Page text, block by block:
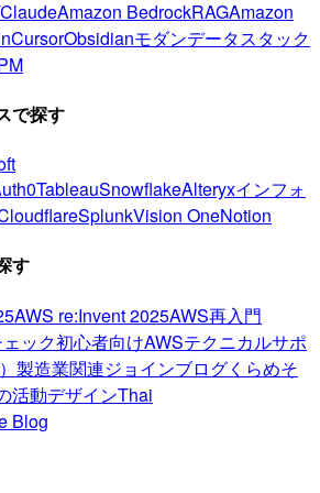
ClaudeAmazon BedrockRAGAmazon
CursorObsidianモダンデータスタック
で探す
TableauSnowflakeAlteryxインフォ
SplunkVision OneNotion
す
AWS re:Invent 2025AWS再入門
ック初心者向けAWSテクニカルサポ
製造業関連ジョインブログくらめそ
活動デザインThai
Blog